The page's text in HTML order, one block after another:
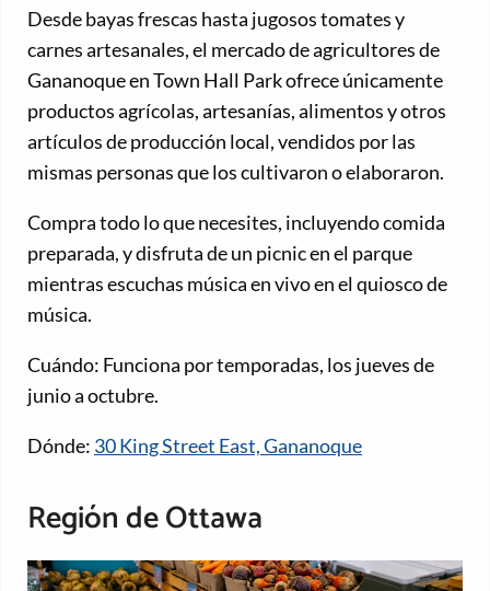
Desde bayas frescas hasta jugosos tomates y
carnes artesanales, el mercado de agricultores de
Gananoque en Town Hall Park ofrece únicamente
productos agrícolas, artesanías, alimentos y otros
artículos de producción local, vendidos por las
mismas personas que los cultivaron o elaboraron.
Compra todo lo que necesites, incluyendo comida
preparada, y disfruta de un picnic en el parque
mientras escuchas música en vivo en el quiosco de
música.
Cuándo: Funciona por temporadas, los jueves de
junio a octubre.
Dónde: 30 King Street East, Gananoque
Región de Ottawa